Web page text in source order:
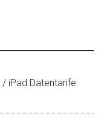
/ iPad Datentarife